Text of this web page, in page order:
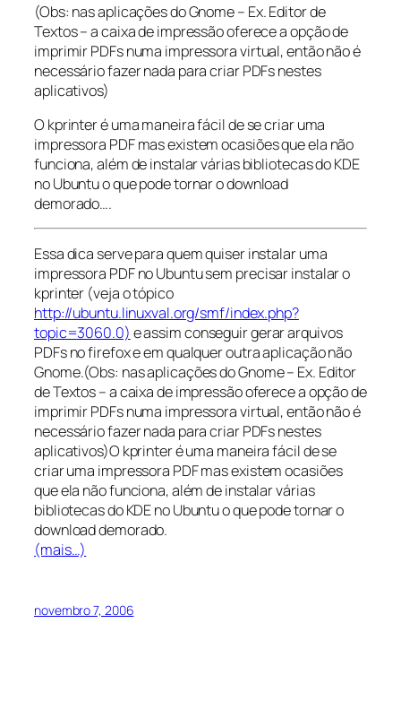
(Obs: nas aplicações do Gnome – Ex. Editor de
Textos – a caixa de impressão oferece a opção de
imprimir PDFs numa impressora virtual, então não é
necessário fazer nada para criar PDFs nestes
aplicativos)
O kprinter é uma maneira fácil de se criar uma
impressora PDF mas existem ocasiões que ela não
funciona, além de instalar várias bibliotecas do KDE
no Ubuntu o que pode tornar o download
demorado….
Essa dica serve para quem quiser instalar uma
impressora PDF no Ubuntu sem precisar instalar o
kprinter (veja o tópico
http://ubuntu.linuxval.org/smf/index.php?
topic=3060.0) e assim conseguir gerar arquivos
PDFs no firefox e em qualquer outra aplicação não
Gnome.(Obs: nas aplicações do Gnome – Ex. Editor
de Textos – a caixa de impressão oferece a opção de
imprimir PDFs numa impressora virtual, então não é
necessário fazer nada para criar PDFs nestes
aplicativos)O kprinter é uma maneira fácil de se
criar uma impressora PDF mas existem ocasiões
que ela não funciona, além de instalar várias
bibliotecas do KDE no Ubuntu o que pode tornar o
download demorado.
(mais…)
novembro 7, 2006